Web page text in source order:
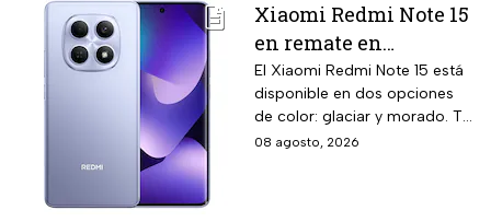
Xiaomi Redmi Note 15
en remate en
Liverpool: 256 GB de
almacenamiento,
cámara de 108 MP y
carga rápida
El Xiaomi Redmi Note 15 está
disponible en dos opciones
de color: glaciar y morado. Te
contamos todos los detalles
08 agosto, 2026